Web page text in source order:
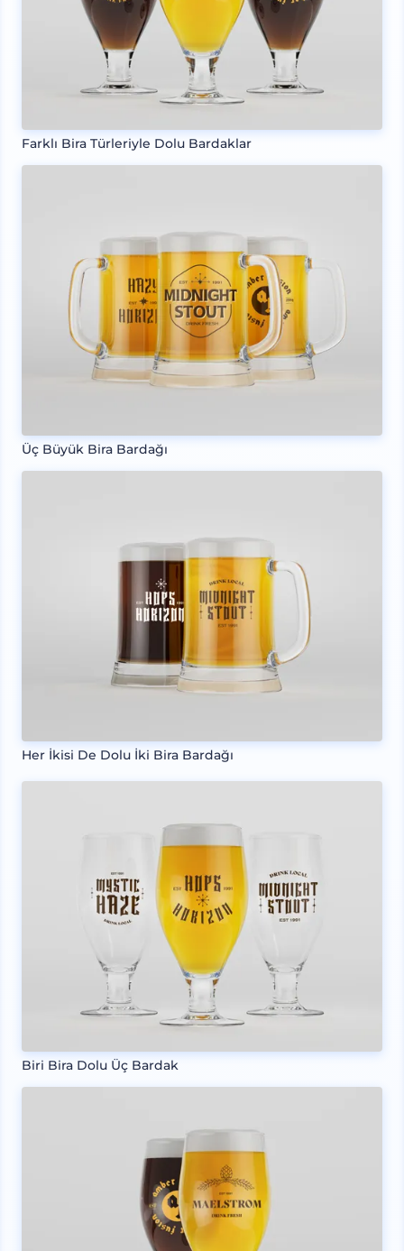
Farklı Bira Türleriyle Dolu Bardaklar
Üç Büyük Bira Bardağı
Her İkisi De Dolu İki Bira Bardağı
Biri Bira Dolu Üç Bardak